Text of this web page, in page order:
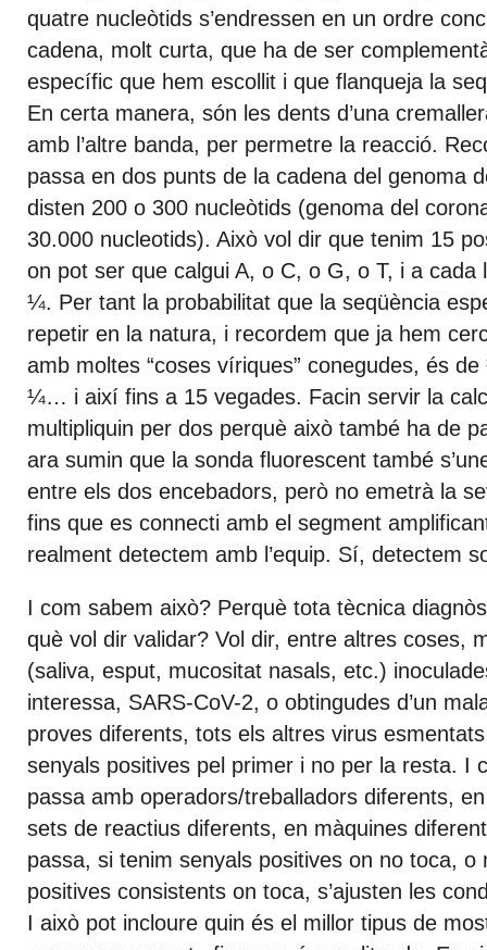
quatre nucleòtids s’endressen en un ordre
cadena, molt curta, que ha de ser
específic que hem escollit i que flanqueja la
En certa manera, són les dents d’una
amb l’altre banda, per permetre la reacció.
passa en dos punts de la cadena del genoma
disten 200 o 300 nucleòtids (genoma del
30.000 nucleotids). Això vol dir que tenim 15
on pot ser que calgui A, o C, o G, o T, i a cada
¼. Per tant la probabilitat que la seqüència
repetir en la natura, i recordem que ja hem
amb moltes “coses víriques” conegudes, és
¼… i així fins a 15 vegades. Facin servir la
multipliquin per dos perquè això també ha de
ara sumin que la sonda fluorescent també
entre els dos encebadors, però no emetrà la
fins que es connecti amb el segment
realment detectem amb l’equip. Sí, detectem
I com sabem això? Perquè tota tècnica
què vol dir validar? Vol dir, entre altres coses,
(saliva, esput, mucositat nasals, etc.)
interessa, SARS-CoV-2, o obtingudes d’un
proves diferents, tots els altres virus
senyals positives pel primer i no per la resta. I
passa amb operadors/treballadors diferents,
sets de reactius diferents, en màquines
passa, si tenim senyals positives on no toca, o
positives consistents on toca, s’ajusten les
I això pot incloure quin és el millor tipus de